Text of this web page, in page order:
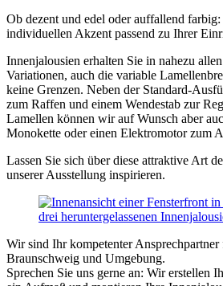
Ob dezent und edel oder auffallend farbig:
individuellen Akzent passend zu Ihrer
Innenjalousien erhalten Sie in nahezu
Variationen, auch die variable
keine Grenzen. Neben der Standard-
zum Raffen und einem Wendestab zur
Lamellen können wir auf Wunsch aber
Monokette oder einen Elektromotor zum
Lassen Sie sich über diese attraktive Art
unserer Ausstellung inspirieren.
Wir sind Ihr kompetenter
Braunschweig und Umgebung.
Sprechen Sie uns gerne an: Wir erstellen